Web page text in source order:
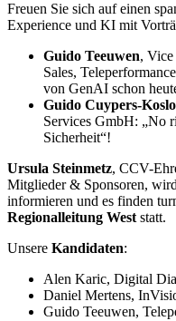
Freuen Sie sich auf einen
Experience und KI mit
Guido Teeuwen, Vice
Sales,
von GenAI schon
Guido Cuypers-
Services GmbH: „No
Sicherheit“!
Ursula Steinmetz, CCV-
Mitglieder & Sponsoren,
informieren und es finden
Regionalleitung Weststatt.
Unsere Kandidaten:
Alen Karic, Digital
Daniel Mertens,
Guido Teeuwen,